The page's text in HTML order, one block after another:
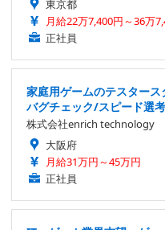
東京都
月給22万7,400円～36万
正社員
家庭用ゲームのテスター
バグチェック/スピード選考
株式会社enrich technology
大阪府
月給31万円～45万円
正社員